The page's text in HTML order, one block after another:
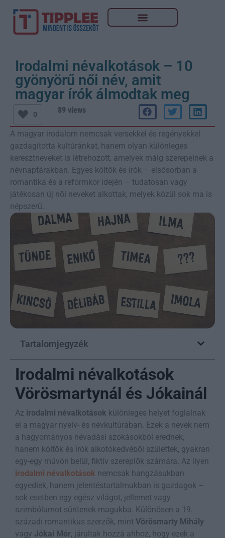
Irodalmi névalkotások – 10
gyönyörű női név, amit
magyar írók álmodtak meg
0 89 views
A magyar irodalom nemcsak versekkel és regényekkel
gazdagította kultúránkat, hanem olyan különleges
keresztneveket is létrehozott, amelyek máig szerepelnek a
névnaptárakban. Egyes költők és írók – elsősorban a
romantika és a reformkor idején – tudatosan vagy
játékosan új női neveket alkottak, melyek közül sok ma is
népszerű.
Tartalomjegyzék
Irodalmi névalkotások
Vörösmartynál és Jókainál
Az irodalmi névalkotások különleges helyet foglalnak
el a magyar nyelv- és névkultúrában. Ezek a nevek nem
a hagyományos névadási szokásokból erednek,
hanem költők és írók alkotókedvéből születtek, gyakran
egy-egy művön belül, fiktív szereplők számára. Az ilyen
irodalmi névalkotások nemcsak hangzásukban
egyediek, hanem jelentéstartalmukban is gazdagok –
sok esetben egy egész világot, jellemet vagy
szimbólumot sűrítenek magukba. Különösen a 19.
századi romantikus szerzők, mint Vörösmarty Mihály
vagy Jókai Mór, járultak hozzá ahhoz, hogy ezek a